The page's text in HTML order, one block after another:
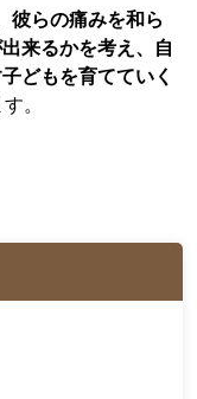
彼らの痛みを和ら
来るかを考え、自
どもを育てていく
。